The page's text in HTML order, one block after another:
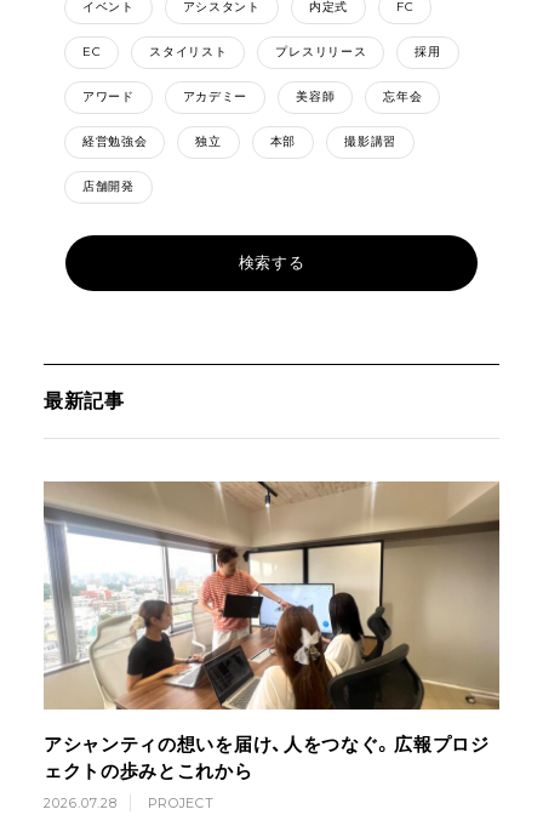
イベント アシスタント 内定式 FC
EC スタイリスト プレスリリース 採用
アワード アカデミー 美容師 忘年会
経営勉強会 独立 本部 撮影講習
店舗開発
最新記事
アシャンティの想いを届け、人をつなぐ。広報プロジ
ェクトの歩みとこれから
2026.07.28 PROJECT